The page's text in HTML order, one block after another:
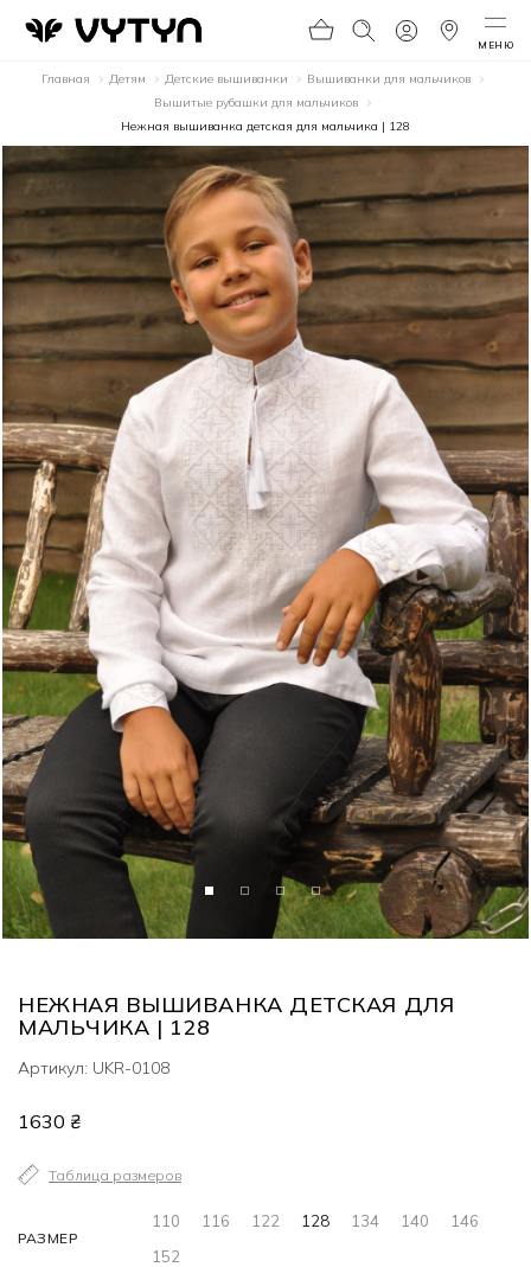
МЕНЮ
Главная Детям Детские вышиванки
Вышиванки для мальчиков
Вышитые рубашки для мальчиков
Нежная вышиванка детская для мальчика | 128
НЕЖНАЯ ВЫШИВАНКА ДЕТСКАЯ ДЛЯ
МАЛЬЧИКА | 128
Артикул: UKR-0108
1630 ₴
Таблица размеров
РАЗМЕР
110 116 122 128 134 140
146
152